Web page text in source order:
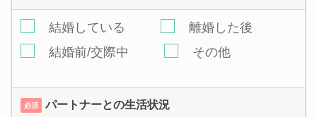
結婚している
離婚した後
結婚前/交際中
その他
必須 パートナーとの生活状況